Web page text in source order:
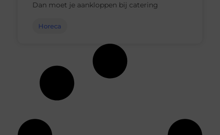
Dan moet je aankloppen bij catering
Horeca